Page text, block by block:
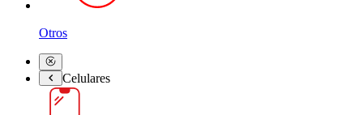
Otros
Celulares